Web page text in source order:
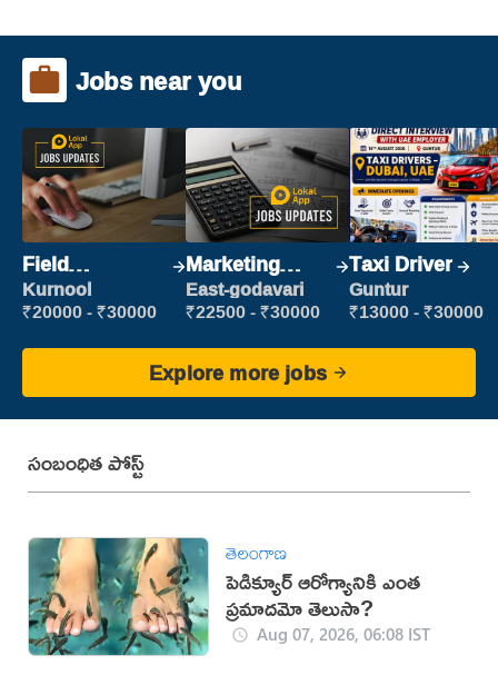
Jobs near you
Field
Marketing
Executive
Kurnool
₹20000 - ₹30000
Marketing
Executive
East-godavari
₹22500 - ₹30000
Taxi Driver
Guntur
₹13000 - ₹30000
Explore more jobs
సంబంధిత పోస్ట్
తెలంగాణ
పెడిక్యూర్ ఆరోగ్యానికి ఎంత
ప్రమాదమో తెలుసా?
Aug 07, 2026, 06:08 IST